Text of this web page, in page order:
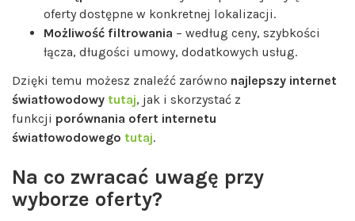
oferty dostępne w konkretnej lokalizacji.
Możliwość filtrowania – według ceny, szybkości
łącza, długości umowy, dodatkowych usług.
Dzięki temu możesz znaleźć zarówno najlepszy internet
światłowodowy tutaj, jak i skorzystać z
funkcji porównania ofert internetu
światłowodowego tutaj.
Na co zwracać uwagę przy
wyborze oferty?